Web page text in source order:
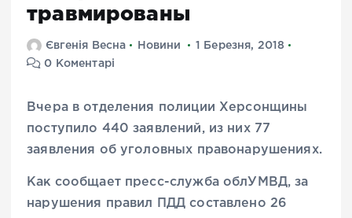
травмированы
Євгенія Весна Новини
1 Березня, 2018
0 Коментарі
Вчера в отделения полиции Херсонщины
поступило 440 заявлений, из них 77
заявления об уголовных правонарушениях.
Как сообщает пресс-служба облУМВД, за
нарушения правил ПДД составлено 26